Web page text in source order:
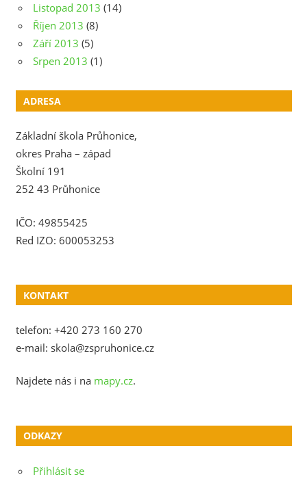
Listopad 2013 (14)
Říjen 2013 (8)
Září 2013 (5)
Srpen 2013 (1)
ADRESA
Základní škola Průhonice,
okres Praha – západ
Školní 191
252 43 Průhonice
IČO: 49855425
Red IZO: 600053253
KONTAKT
telefon: +420 273 160 270
e-mail: skola@zspruhonice.cz
Najdete nás i na mapy.cz.
ODKAZY
Přihlásit se